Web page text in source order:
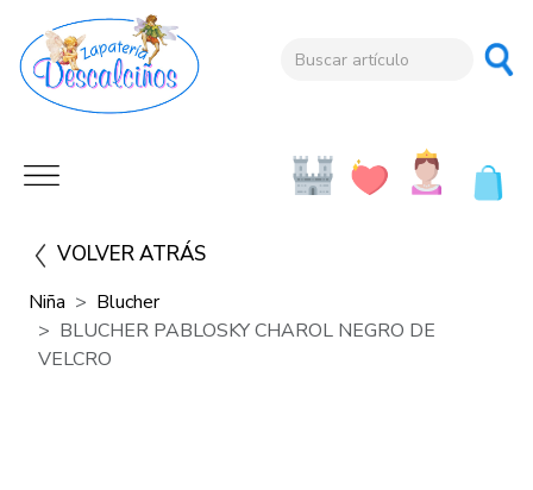
VOLVER ATRÁS
Niña
Blucher
BLUCHER PABLOSKY CHAROL NEGRO DE
VELCRO